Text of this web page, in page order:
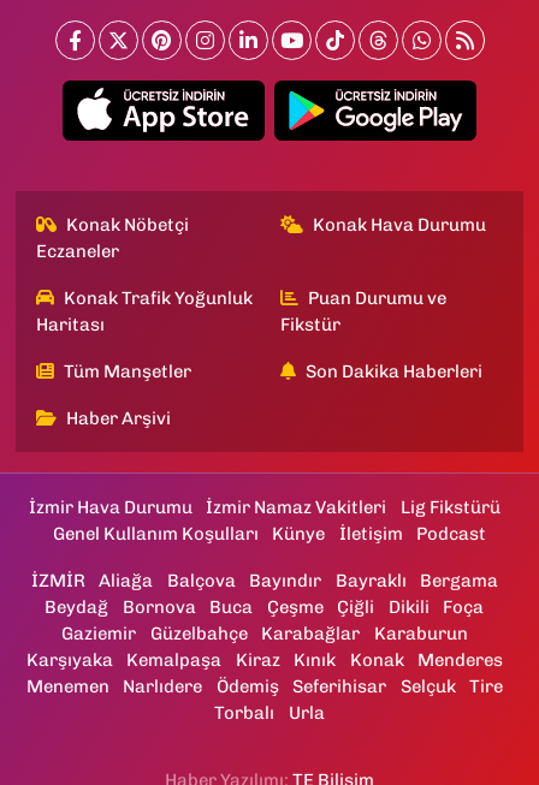
Konak Nöbetçi
Eczaneler
Konak Hava Durumu
Konak Trafik Yoğunluk
Haritası
Puan Durumu ve
Fikstür
Tüm Manşetler Son Dakika Haberleri
Haber Arşivi
İzmir Hava Durumu İzmir Namaz Vakitleri
Lig Fikstürü
Genel Kullanım Koşulları
Künye İletişim Podcast
İZMİR Aliağa Balçova Bayındır Bayraklı
Bergama
Beydağ
Bornova Buca Çeşme Çiğli Dikili
Foça
Gaziemir
Güzelbahçe Karabağlar
Karaburun
Karşıyaka
Kemalpaşa Kiraz Kınık Konak
Menderes
Menemen
Narlıdere Ödemiş Seferihisar Selçuk
Tire
Torbalı
Urla
Haber Yazılımı: TE Bilişim